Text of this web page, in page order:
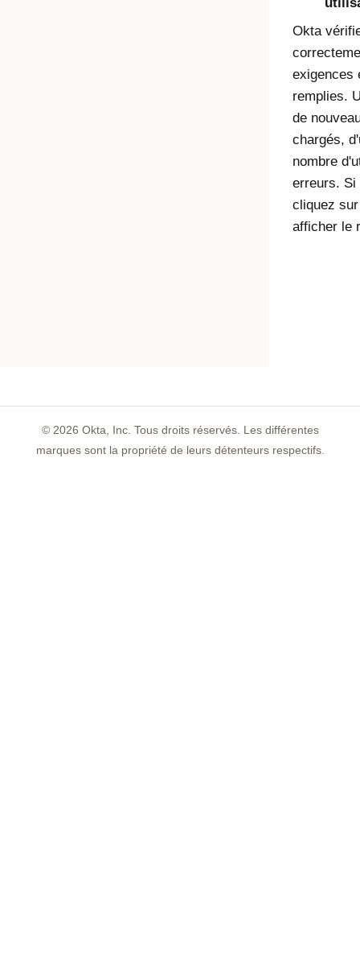
Okta
exigences
remplies.
de
chargés,
nombre
erreurs. Si
cliquez
afficher le
© 2026 Okta, Inc. Tous droits réservés. Les différentes
marques sont la propriété de leurs détenteurs respectifs.